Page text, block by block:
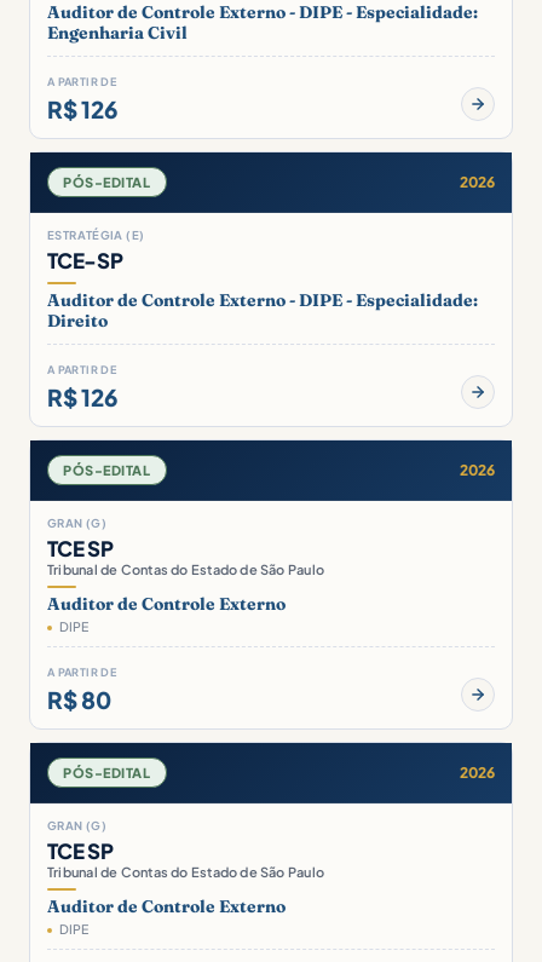
Auditor de Controle Externo - DIPE - Especialidade:
Engenharia Civil
A PARTIR DE
R$ 126
PÓS-EDITAL 2026
ESTRATÉGIA (E)
TCE-SP
Auditor de Controle Externo - DIPE - Especialidade:
Direito
A PARTIR DE
R$ 126
PÓS-EDITAL 2026
GRAN (G)
TCE SP
Tribunal de Contas do Estado de São Paulo
Auditor de Controle Externo
DIPE
A PARTIR DE
R$ 80
PÓS-EDITAL 2026
GRAN (G)
TCE SP
Tribunal de Contas do Estado de São Paulo
Auditor de Controle Externo
DIPE